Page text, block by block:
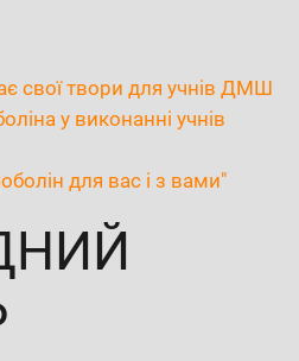
свої твори для учнів ДМШ
у виконанні учнів
для вас і з вами"